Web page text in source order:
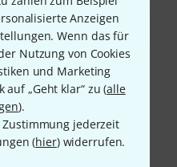
Anzeigen
Wenn das für
Nutzung von Cookies
und Marketing
„Geht klar“ zu (alle
).
jederzeit
(hier) widerrufen.
per Nachnahme,
Klarna Sofort bezahlen